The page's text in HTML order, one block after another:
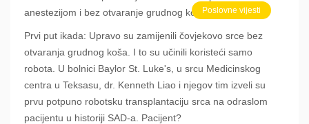
Poslovne vijesti
Prvi put ikada: Upravo su zamijenili čovjekovo srce bez
otvaranja grudnog koša. I to su učinili koristeći samo
robota. U bolnici Baylor St. Luke's, u srcu Medicinskog
centra u Teksasu, dr. Kenneth Liao i njegov tim izveli su
prvu potpuno robotsku transplantaciju srca na odraslom
pacijentu u historiji SAD-a. Pacijent?